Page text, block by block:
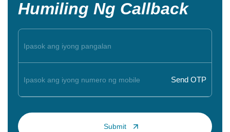
Humiling Ng Callback